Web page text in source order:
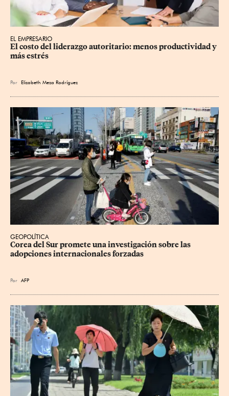
EL EMPRESARIO
El costo del liderazgo autoritario: menos productividad y
más estrés
Por Elizabeth Meza Rodríguez
GEOPOLÍTICA
Corea del Sur promete una investigación sobre las
adopciones internacionales forzadas
Por AFP